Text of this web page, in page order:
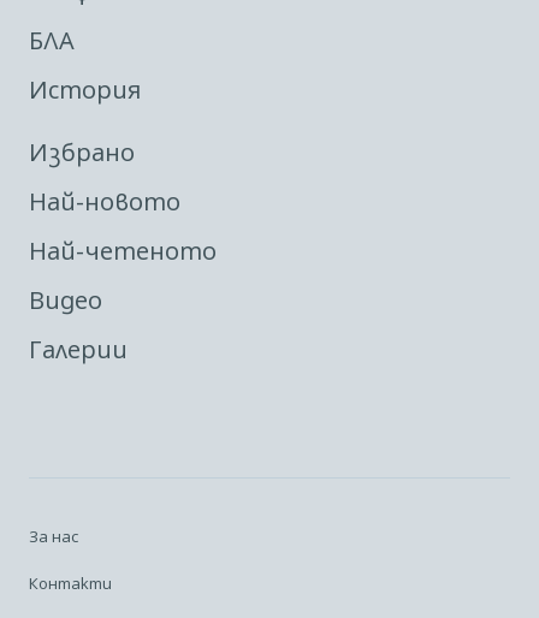
БЛА
История
Избрано
Най-новото
Най-четеното
Видео
Галерии
За нас
Контакти